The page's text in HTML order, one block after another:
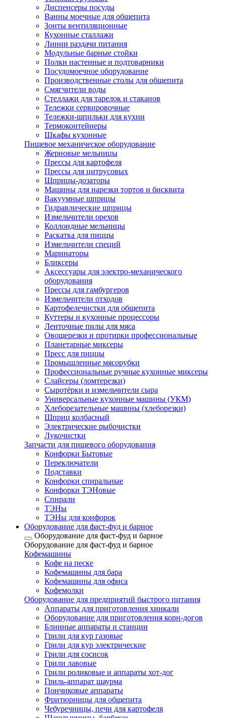
Диспенсеры посуды
Ванны моечные для общепита
Зонты вентиляционные
Кухонные сталлажи
Линии раздачи питания
Модульные барные стойки
Полки настенные и подтоварники
Посудомоечное оборудование
Производственные столы для общепита
Смягчители воды
Стеллажи для тарелок и стаканов
Тележки сервировочные
Тележки-шпильки для кухни
Термоконтейнеры
Шкафы кухонные
Пищевое механическое оборудование
Жерновые мельницы
Прессы для картофеля
Прессы для цитрусовых
Шприцы-дозаторы
Машины для нарезки тортов и бисквита
Вакуумные шприцы
Гидравлические шприцы
Измельчители орехов
Коллоидные мельницы
Раскатка для пиццы
Измельчители специй
Маринаторы
Бликсеры
Аксессуары для электро-механического
оборудования
Прессы для гамбургеров
Измельчители отходов
Картофелечистки для общепита
Куттеры и кухонные процессоры
Ленточные пилы для мяса
Овощерезки и протирки профессиональные
Планетарные миксеры
Пресс для пиццы
Промышленные мясорубки
Профессиональные ручные кухонные миксеры
Слайсеры (ломтерезки)
Сыротёрки и измельчители сыра
Универсальные кухонные машины (УКМ)
Хлеборезательные машины (хлеборезки)
Шприц колбасный
Электрические рыбочистки
Лукочистки
Запчасти для пищевого оборудования
Конфорки Бытовые
Переключатели
Подставки
Конфорки спиральные
Конфорки ТЭНовые
Спирали
ТЭНы
ТЭНы для конфорок
Оборудование для фаст-фуд и барное
Оборудование для фаст-фуд и барное
Оборудование для фаст-фуд и барное
Кофемашины
Кофе на песке
Кофемашины для бара
Кофемашины для офиса
Кофемолки
Оборудование для предприятий быстрого питания
Аппараты для приготовления хинкали
Оборудование для приготовления корн-догов
Блинные аппараты и станции
Грили для кур газовые
Грили для кур электрические
Грили для сосисок
Грили лавовые
Грили роликовые и аппараты хот-дог
Гриль-аппарат шаурма
Пончиковые аппараты
Фритюрницы для общепита
Чебуречницы, печи для картофеля